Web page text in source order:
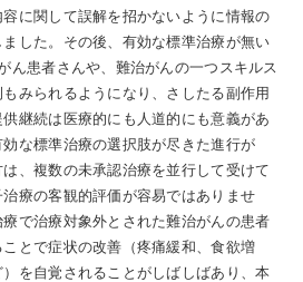
に関して誤解を招かないように情報の
した。その後、有効な標準治療が無い
ん患者さんや、難治がんの一つスキルス
みられるようになり、さしたる副作用
継続は医療的にも人道的にも意義があ
な標準治療の選択肢が尽きた進行が
、複数の未承認治療を並行して受けて
療の客観的評価が容易ではありませ
で治療対象外とされた難治がんの患者
とで症状の改善（疼痛緩和、食欲増
を自覚されることがしばしばあり、本